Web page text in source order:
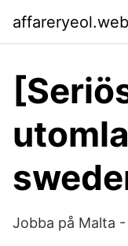
Jobba på Malta